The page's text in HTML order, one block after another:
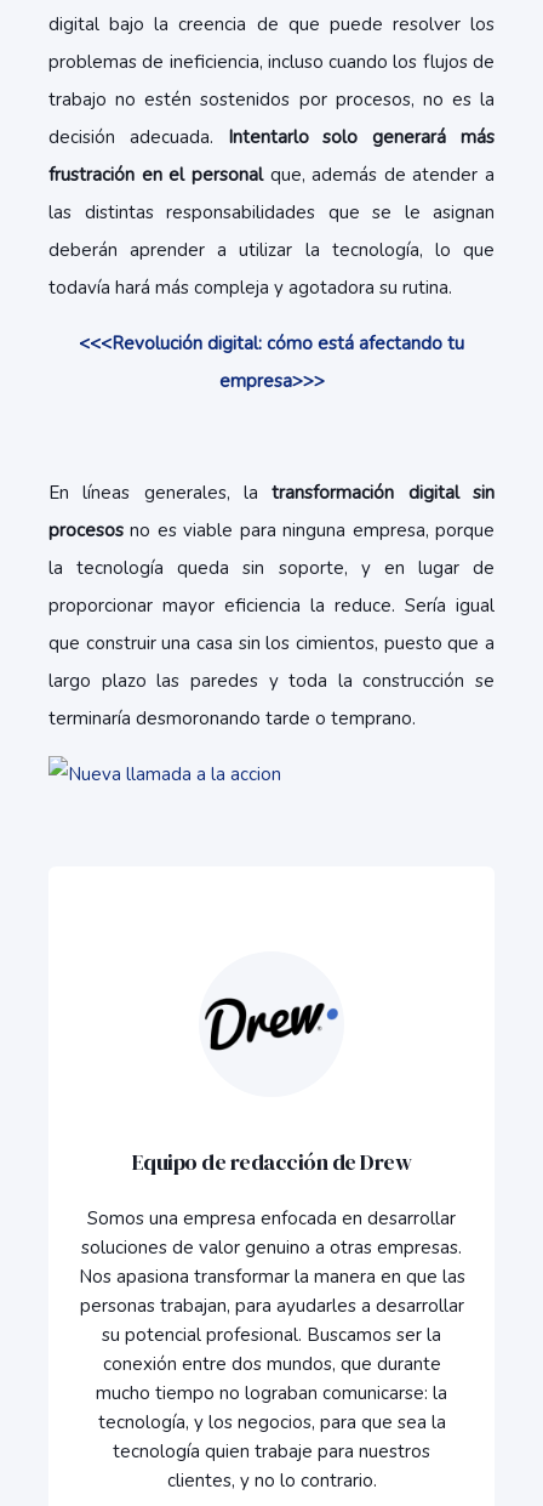
digital bajo la creencia de que puede resolver los
problemas de ineficiencia, incluso cuando los flujos de
trabajo no estén sostenidos por procesos, no es la
decisión adecuada. Intentarlo solo generará más
frustración en el personalque, además de atender a
las distintas responsabilidades que se le asignan
deberán aprender a utilizar la tecnología, lo que
todavía hará más compleja y agotadora su rutina.
<<<Revolución digital: cómo está afectando tu
empresa>>>
En líneas generales, latransformación digital sin
procesos no es viable para ninguna empresa, porque
la tecnología queda sin soporte, y en lugar de
proporcionar mayor eficiencia la reduce. Sería igual
que construir una casa sin los cimientos, puesto que a
largo plazo las paredes y toda la construcción se
terminaría desmoronando tarde o temprano.
Equipo de redacción de Drew
Somos una empresa enfocada en desarrollar
soluciones de valor genuino a otras empresas.
Nos apasiona transformar la manera en que las
personas trabajan, para ayudarles a desarrollar
su potencial profesional. Buscamos ser la
conexión entre dos mundos, que durante
mucho tiempo no lograban comunicarse: la
tecnología, y los negocios, para que sea la
tecnología quien trabaje para nuestros
clientes, y no lo contrario.